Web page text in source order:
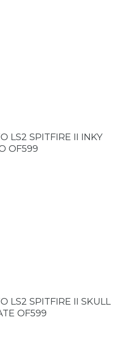
LS2 SPITFIRE II INKY
OF599
LS2 SPITFIRE II SKULL
OF599